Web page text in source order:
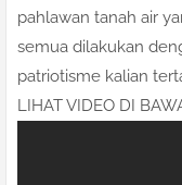
pahlawan tanah air
semua dilakukan
patriotisme kalian
LIHAT VIDEO DI